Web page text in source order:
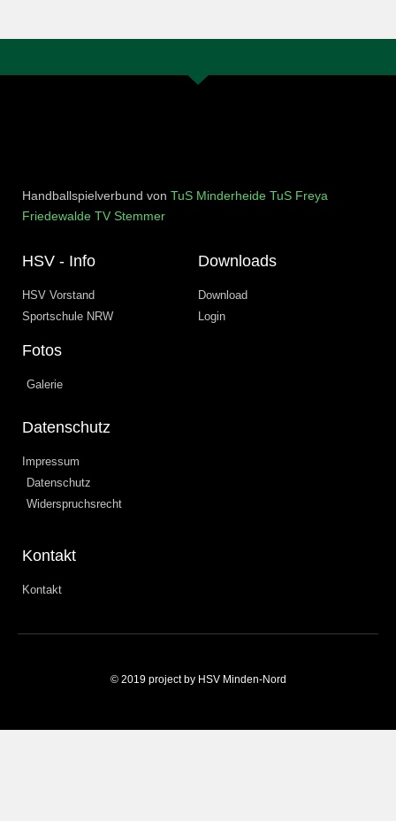
Handballspielverbund von TuS Minderheide TuS Freya
Friedewalde TV Stemmer
HSV - Info
HSV Vorstand
Sportschule NRW
Fotos
Galerie
Downloads
Download
Login
Datenschutz
Impressum
Datenschutz
Widerspruchsrecht
Kontakt
Kontakt
© 2019 project by HSV Minden-Nord